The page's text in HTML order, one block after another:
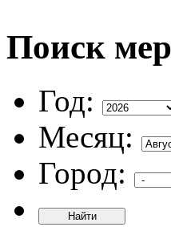
Поиск
Год:
Месяц:
Город:
Найти